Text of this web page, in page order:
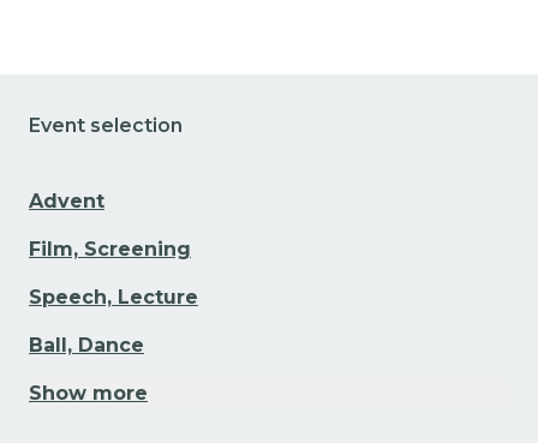
Event selection
Advent
Film, Screening
Speech, Lecture
Ball, Dance
Show more